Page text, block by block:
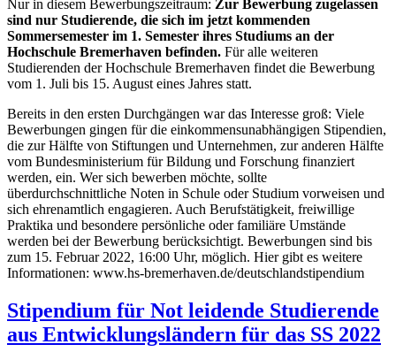
Nur in diesem Bewerbungszeitraum: Zur Bewerbung zugelassen
sind nur Studierende, die sich im jetzt kommenden
Sommersemester im 1. Semester ihres Studiums an der
Hochschule Bremerhaven befinden. Für alle weiteren
Studierenden der Hochschule Bremerhaven findet die Bewerbung
vom 1. Juli bis 15. August eines Jahres statt.
Bereits in den ersten Durchgängen war das Interesse groß: Viele
Bewerbungen gingen für die einkommensunabhängigen Stipendien,
die zur Hälfte von Stiftungen und Unternehmen, zur anderen Hälfte
vom Bundesministerium für Bildung und Forschung finanziert
werden, ein. Wer sich bewerben möchte, sollte
überdurchschnittliche Noten in Schule oder Studium vorweisen und
sich ehrenamtlich engagieren. Auch Berufstätigkeit, freiwillige
Praktika und besondere persönliche oder familiäre Umstände
werden bei der Bewerbung berücksichtigt. Bewerbungen sind bis
zum 15. Februar 2022, 16:00 Uhr, möglich. Hier gibt es weitere
Informationen: www.hs-bremerhaven.de/deutschlandstipendium
Stipendium für Not leidende Studierende
aus Entwicklungsländern für das SS 2022